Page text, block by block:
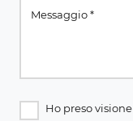
Ho preso